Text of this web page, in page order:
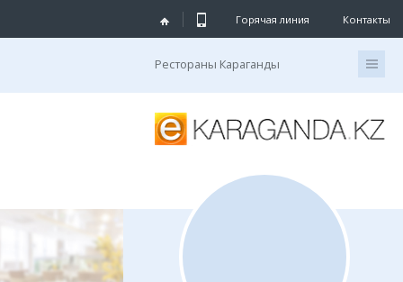
Горячая линия Контакты
Рестораны Караганды